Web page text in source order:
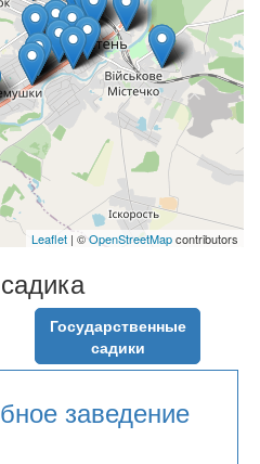
Leaflet | ©OpenStreetMapcontributors
Государственные
садики
заведение